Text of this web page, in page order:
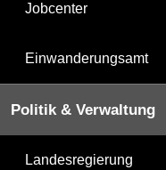
Jobcenter
Einwanderungsamt
Politik & Verwaltung
Landesregierung